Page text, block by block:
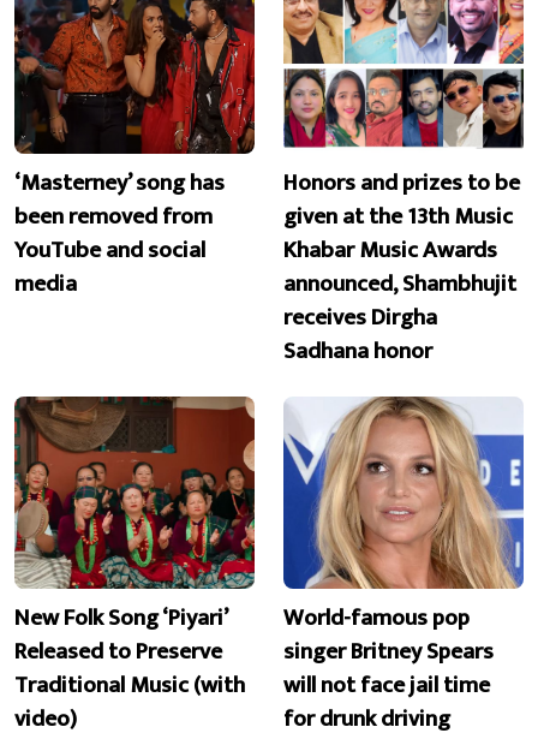
‘Masterney’ song has
been removed from
YouTube and social
media
Honors and prizes to be
given at the 13th Music
Khabar Music Awards
announced, Shambhujit
receives Dirgha
Sadhana honor
New Folk Song ‘Piyari’
Released to Preserve
Traditional Music (with
video)
World-famous pop
singer Britney Spears
will not face jail time
for drunk driving